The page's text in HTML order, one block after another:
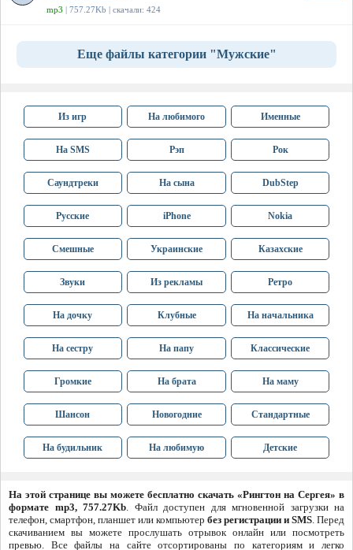
mp3 | 757.27Kb | скачали: 424
Еще файлы категории "Мужские"
Из игр На любимого Именные
На SMS Рэп Рок
Саундтреки На сына DubStep
Русские iPhone Nokia
Смешные Украинские Казахские
Звуки Из рекламы Ретро
На дочку Клубные На начальника
На сестру На папу Классические
Громкие На брата На маму
Шансон Новогодние Стандартные
На будильник На любимую Детские
На этой странице вы можете бесплатно скачать «Рингтон на Сергея» в
формате mp3, 757.27Kb. Файл доступен для мгновенной загрузки на
телефон, смартфон, планшет или компьютер без регистрации и SMS. Перед
скачиванием вы можете прослушать отрывок онлайн или посмотреть
превью. Все файлы на сайте отсортированы по категориям и легко